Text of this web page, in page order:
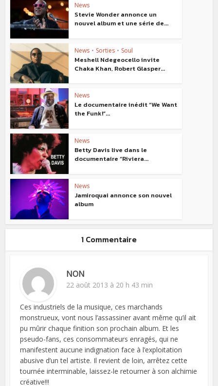
News
Stevie Wonder annonce un
nouvel album et une série de...
News • Sorties • Soul
Meshell Ndegeocello invite
Chaka Khan, Robert Glasper...
News
Le documentaire inédit “We Want
the Funk!”...
News
Betty Davis live dans le
documentaire “Riviera...
News
Jamiroquai annonce son nouvel
album
1 Commentaire
NON
22 août 2013 à 20 h 43 min
Ces industriels de la musique, ces marchands
monstrueux, vont nous l’assassiner avant même qu’il ait
pu mûrir chaque finition son prochain album. Et les
pseudo-fans, ces consommateurs enragés, qui ne
manifestent aucune indignation face à l’exploitation
abusive d’un tel artiste. Il revient de loin, arrêtez cette
tournée interminable, laissez-le retourner à son alchimie
créative!!!